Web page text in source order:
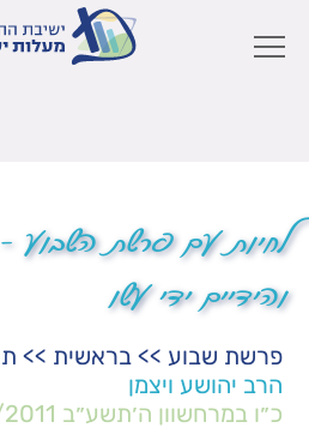
לחיות עם פרשת השבוע
והידיים ידי עשו
פרשת שבוע >> בראשית >>
הרב יהושע ויצמן
כ״ו במרחשוון ה׳תשע״ב